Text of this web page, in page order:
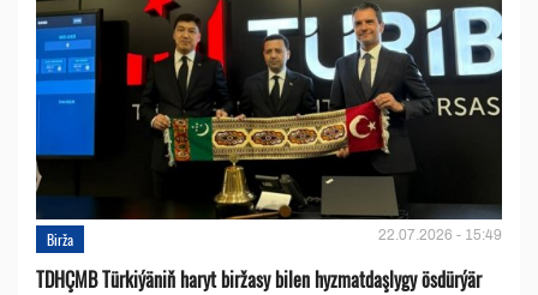
Birža 22.07.2026 - 15:49
TDHÇMB Türkiýäniň haryt biržasy bilen hyzmatdaşlygy ösdürýär